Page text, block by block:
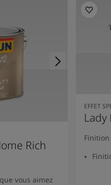
Rich
vous aimez
EFFET
Lady